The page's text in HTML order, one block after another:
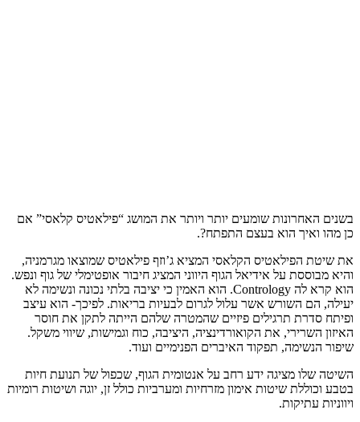
בשנים האחרונות שומעים יותר ויותר את המושג “פילאטיס קלאסי” אם
כן מהו ואיך הוא בעצם התפתח?.
את שיטת הפילאטיס הקלאסי המציא ג’וזף פילאטיס שמוצאו מגרמניה,
והיא מבוססת על אידיאל הגוף היווני המציג חיבור אופטימלי של גוף ונפש.
הוא קרא לה Contrology. הוא האמין כי יציבה בלתי נכונה ונשימה לא
יעילה, הם השורש אשר עלול לגרום לבעיות בריאות. לפיכך- הוא עיצב
ופיתח סדרת תרגילים פיזיים שהמטרה שלהם הייתה לתקן את חוסר
האיזון השרירי, את הקואורדינציה, היציבה, כוח וגמישות, שיווי משקל.
שיפור הנשימה, תפקוד האיברים הפנימיים ועוד.
השיטה שלו מציגה ידע רחב על אנטומית הגוף, שכפול של תנועת חיות
בטבע וכוללת שיטות אימון מזרחיות ומערביות כולל זן, יוגה ושיטות רומיות
ויווניות עתיקות.